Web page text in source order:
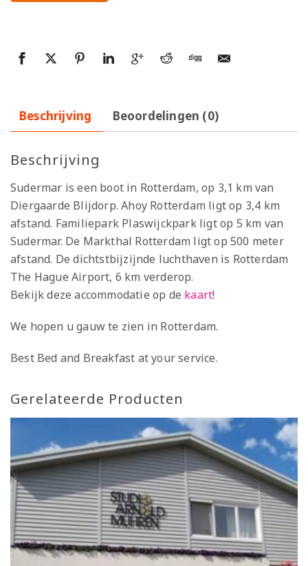
Beschrijving Beoordelingen (0)
Beschrijving
Sudermar is een boot in Rotterdam, op 3,1 km van
Diergaarde Blijdorp. Ahoy Rotterdam ligt op 3,4 km
afstand. Familiepark Plaswijckpark ligt op 5 km van
Sudermar. De Markthal Rotterdam ligt op 500 meter
afstand. De dichtstbijzijnde luchthaven is Rotterdam
The Hague Airport, 6 km verderop.
Bekijk deze accommodatie op de kaart!
We hopen u gauw te zien in Rotterdam.
Best Bed and Breakfast at your service.
Gerelateerde Producten